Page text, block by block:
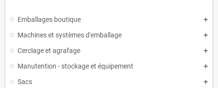
Emballages boutique
Machines et systèmes d'emballage
Cerclage et agrafage
Manutention - stockage et équipement
Sacs